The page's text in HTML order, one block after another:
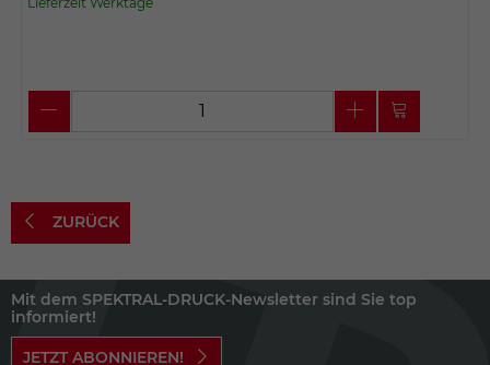
ZURÜCK
Mit dem SPEKTRAL-DRUCK-Newsletter sind Sie top
informiert!
JETZT ABONNIEREN!